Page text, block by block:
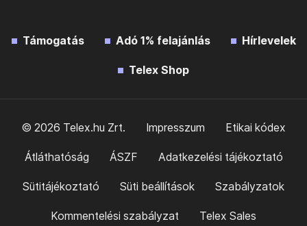
Támogatás Adó 1% felajánlás Hírlevelek
Telex Shop
© 2026 Telex.hu Zrt. Impresszum Etikai kódex
Átláthatóság ÁSZF Adatkezelési tájékoztató
Sütitájékoztató Süti beállítások Szabályzatok
Kommentelési szabályzat Telex Sales